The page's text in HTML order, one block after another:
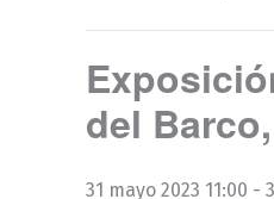
del
31 mayo 2023 11:00 -